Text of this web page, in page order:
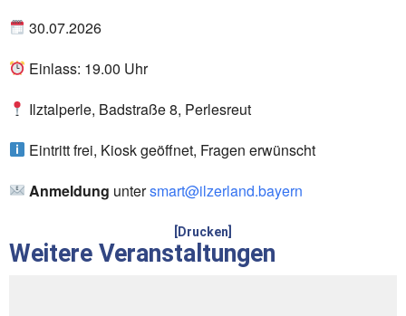
30.07.2026
Einlass: 19.00 Uhr
Ilztalperle, Badstraße 8, Perlesreut
Eintritt frei, Kiosk geöffnet, Fragen erwünscht
Anmeldung untersmart@ilzerland.bayern
[Drucken]
Weitere Veranstaltungen